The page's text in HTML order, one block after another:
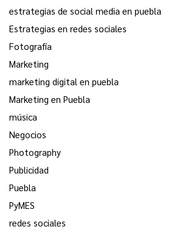
estrategias de social media en puebla
Estrategias en redes sociales
Fotografía
Marketing
marketing digital en puebla
Marketing en Puebla
música
Negocios
Photography
Publicidad
Puebla
PyMES
redes sociales